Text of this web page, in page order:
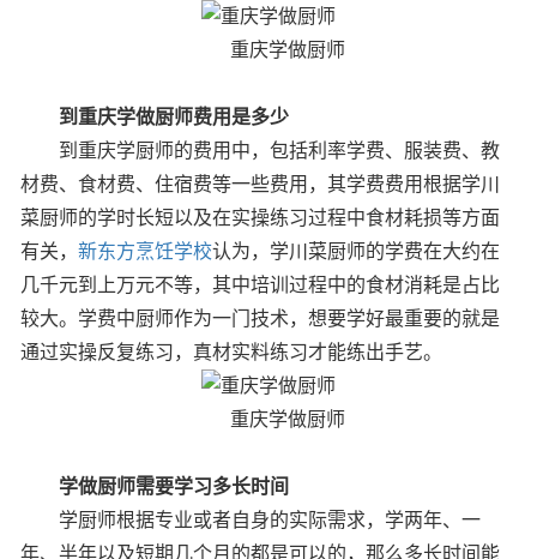
重庆学做厨师
到重庆学做厨师费用是多少
到重庆学厨师的费用中，包括利率学费、服装费、教
材费、食材费、住宿费等一些费用，其学费费用根据学川
菜厨师的学时长短以及在实操练习过程中食材耗损等方面
有关， 新东方烹饪学校认为，学川菜厨师的学费在大约在
几千元到上万元不等，其中培训过程中的食材消耗是占比
较大。学费中厨师作为一门技术，想要学好最重要的就是
通过实操反复练习，真材实料练习才能练出手艺。
重庆学做厨师
学做厨师需要学习多长时间
学厨师根据专业或者自身的实际需求，学两年、一
年、半年以及短期几个月的都是可以的，那么多长时间能